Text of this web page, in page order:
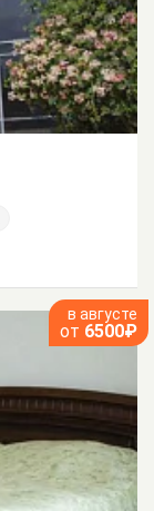
в августе
от 6500₽